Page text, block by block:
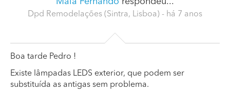
Dpd Remodelações (Sintra, Lisboa) - há 7 anos
Boa tarde Pedro !
Existe lâmpadas LEDS exterior, que podem ser
substituída as antigas sem problema.